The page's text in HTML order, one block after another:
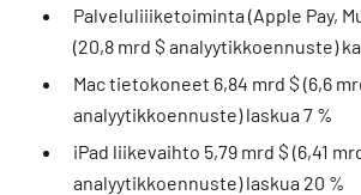
Palveluliiiketoiminta (Apple Pay,
(20,8 mrd $ analyytikkoennuste)
Mac tietokoneet 6,84 mrd $ (6,6
analyytikkoennuste) laskua 7 %
iPad liikevaihto 5,79 mrd $ (6,41
analyytikkoennuste) laskua 20 %